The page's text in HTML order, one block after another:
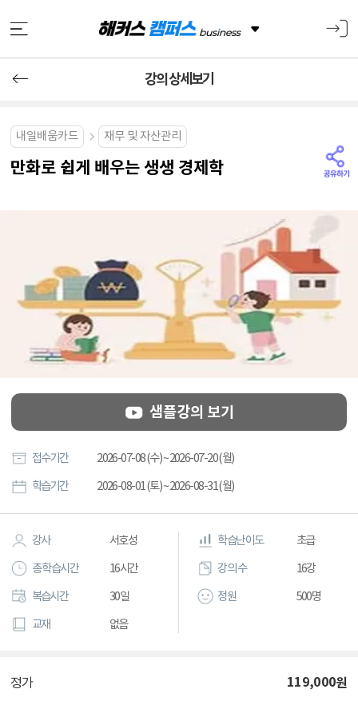
강의 상세보기
내일배움카드 재무 및 자산관리
만화로 쉽게 배우는 생생 경제학
샘플강의 보기
접수기간 2026-07-08 (수) ~ 2026-07-20 (월)
학습기간 2026-08-01 (토) ~ 2026-08-31 (월)
강사 서호성
총 학습시간 16시간
복습시간 30일
교재 없음
학습난이도 초급
강의 수 16강
정원 500명
정가 119,000원